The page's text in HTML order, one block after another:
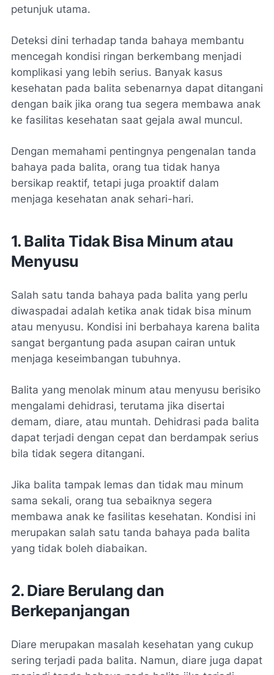
petunjuk utama.
Deteksi dini terhadap tanda bahaya membantu
mencegah kondisi ringan berkembang menjadi
komplikasi yang lebih serius. Banyak kasus
kesehatan pada balita sebenarnya dapat ditangani
dengan baik jika orang tua segera membawa anak
ke fasilitas kesehatan saat gejala awal muncul.
Dengan memahami pentingnya pengenalan tanda
bahaya pada balita, orang tua tidak hanya
bersikap reaktif, tetapi juga proaktif dalam
menjaga kesehatan anak sehari-hari.
1. Balita Tidak Bisa Minum atau
Menyusu
Salah satu tanda bahaya pada balita yang perlu
diwaspadai adalah ketika anak tidak bisa minum
atau menyusu. Kondisi ini berbahaya karena balita
sangat bergantung pada asupan cairan untuk
menjaga keseimbangan tubuhnya.
Balita yang menolak minum atau menyusu berisiko
mengalami dehidrasi, terutama jika disertai
demam, diare, atau muntah. Dehidrasi pada balita
dapat terjadi dengan cepat dan berdampak serius
bila tidak segera ditangani.
Jika balita tampak lemas dan tidak mau minum
sama sekali, orang tua sebaiknya segera
membawa anak ke fasilitas kesehatan. Kondisi ini
merupakan salah satu tanda bahaya pada balita
yang tidak boleh diabaikan.
2. Diare Berulang dan
Berkepanjangan
Diare merupakan masalah kesehatan yang cukup
sering terjadi pada balita. Namun, diare juga dapat